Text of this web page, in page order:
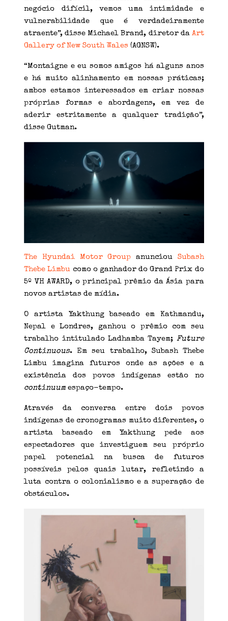
negócio difícil, vemos uma intimidade e
vulnerabilidade que é verdadeiramente
atraente”, disse Michael Brand, diretor da Art
Gallery of New South Wales (AGNSW).
“Montaigne e eu somos amigos há alguns anos
e há muito alinhamento em nossas práticas;
ambos estamos interessados em criar nossas
próprias formas e abordagens, em vez de
aderir estritamente a qualquer tradição”,
disse Gutman.
The Hyundai Motor Group anunciou Subash
Thebe Limbu como o ganhador do Grand Prix do
5º VH AWARD, o principal prêmio da Ásia para
novos artistas de mídia.
O artista Yakthung baseado em Kathmandu,
Nepal e Londres, ganhou o prêmio com seu
trabalho intitulado Ladhamba Tayem; Future
Continuous. Em seu trabalho, Subash Thebe
Limbu imagina futuros onde as ações e a
existência dos povos indígenas estão no
continuum espaço-tempo.
Através da conversa entre dois povos
indígenas de cronogramas muito diferentes, o
artista baseado em Yakthung pede aos
espectadores que investiguem seu próprio
papel potencial na busca de futuros
possíveis pelos quais lutar, refletindo a
luta contra o colonialismo e a superação de
obstáculos.